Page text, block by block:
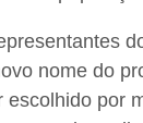
nome do
escolhido por